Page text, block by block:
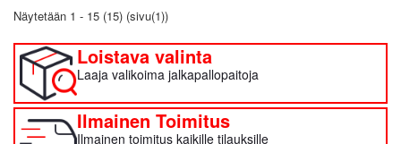
Näytetään 1 - 15 (15) (sivu(1))
Loistava valinta
Laaja valikoima jalkapallopaitoja
Ilmainen Toimitus
Ilmainen toimitus kaikille tilauksille